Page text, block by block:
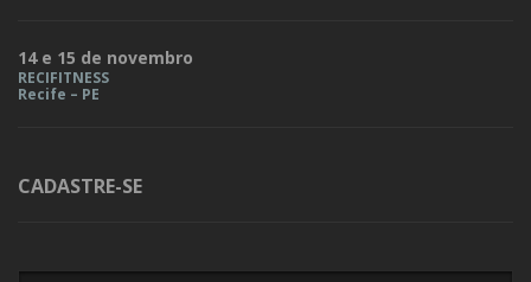
14 e 15 de novembro
RECIFITNESS
Recife – PE
CADASTRE-SE